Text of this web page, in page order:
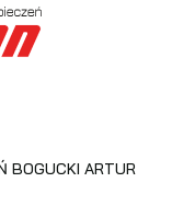
BOGUCKI ARTUR